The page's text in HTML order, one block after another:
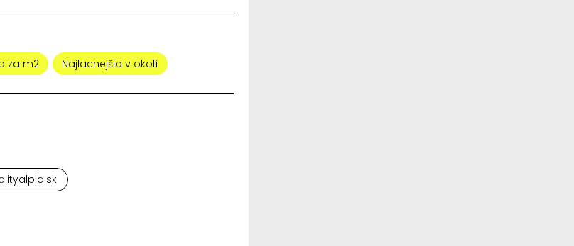
za m2 Najlacnejšia v okolí